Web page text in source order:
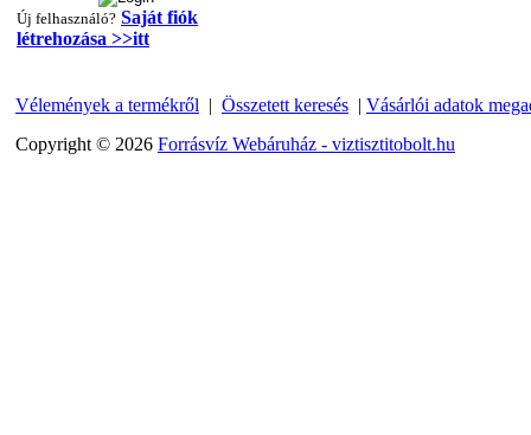
"T" elosztó-idom
Új felhasználó? Saját fiók
létrehozása >>itt
Vélemények a termékről | Összetett keresés | Vásárlói adatok
Copyright © 2026 Forrásvíz Webáruház - viztisztitobolt.hu